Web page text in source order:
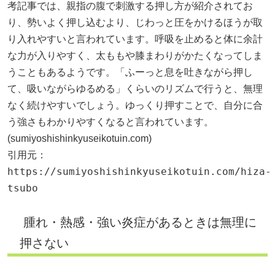
考記事では、親指の腹で刺激する押し方が紹介されてお
り、勢いよく押し込むより、じわっと圧をかけるほうが取
り入れやすいと言われています。呼吸を止めると体に余計
な力が入りやすく、太ももや膝まわりがかたくなってしま
うこともあるようです。「ふーっと息を吐きながら押し
て、吸いながらゆるめる」くらいのリズムで行うと、無理
なく続けやすいでしょう。ゆっくり押すことで、自分に合
う強さもわかりやすくなると言われています。
(sumiyoshishinkyuseikotuin.com)
引用元：
https://sumiyoshishinkyuseikotuin.com/hiza-
tsubo
腫れ・熱感・強い炎症があるときは無理に
押さない